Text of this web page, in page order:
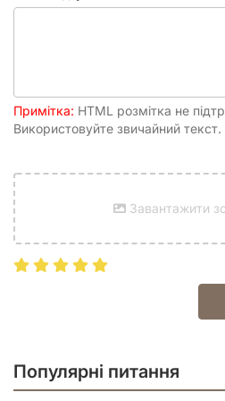
Примітка: HTML розмітка не
Використовуйте звичайний текст.
Завантажити
Популярні питання